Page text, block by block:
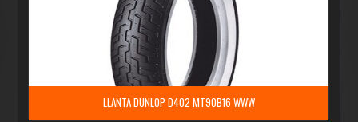
LLANTA DUNLOP D402 MT90B16 WWW